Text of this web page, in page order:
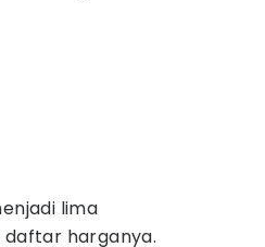
lima
daftar harganya.